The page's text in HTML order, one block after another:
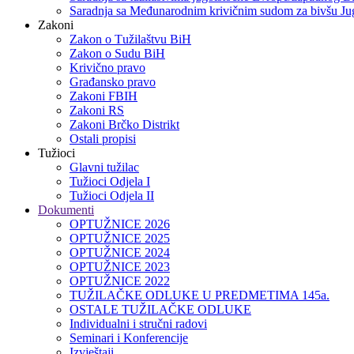
Saradnja sa Međunarodnim krivičnim sudom za bivšu
Zakoni
Zakon o Тužilaštvu BiH
Zakon o Sudu BiH
Krivično pravo
Građansko pravo
Zakoni FBIH
Zakoni RS
Zakoni Brčko Distrikt
Ostali propisi
Tužioci
Glavni tužilac
Tužioci Odjela I
Tužioci Odjela II
Dokumenti
OPTUŽNICE 2026
OPTUŽNICE 2025
OPTUŽNICE 2024
OPTUŽNICE 2023
OPTUŽNICE 2022
TUŽILAČKE ODLUKE U PREDMETIMA 145a.
OSTALE TUŽILAČKE ODLUKE
Individualni i stručni radovi
Seminari i Konferencije